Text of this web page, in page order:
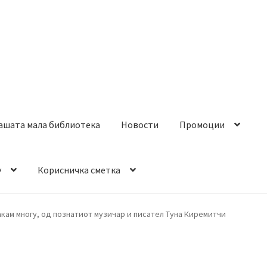
мала библиотека Новости Промоции
Корисничка сметка
многу, од познатиот музичар и писател Туна Киремитчи